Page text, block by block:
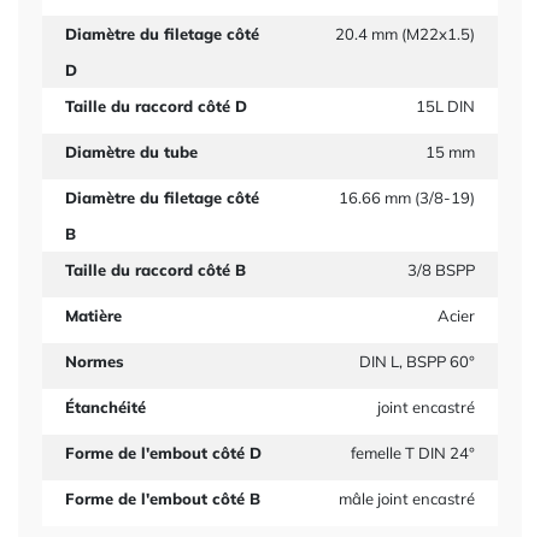
Diamètre du filetage côté
D
20.4 mm (M22x1.5)
Taille du raccord côté D 15L DIN
Diamètre du tube 15 mm
Diamètre du filetage côté
B
16.66 mm (3/8-19)
Taille du raccord côté B 3/8 BSPP
Matière Acier
Normes DIN L, BSPP 60°
Étanchéité joint encastré
Forme de l'embout côté D femelle T DIN 24°
Forme de l'embout côté B mâle joint encastré